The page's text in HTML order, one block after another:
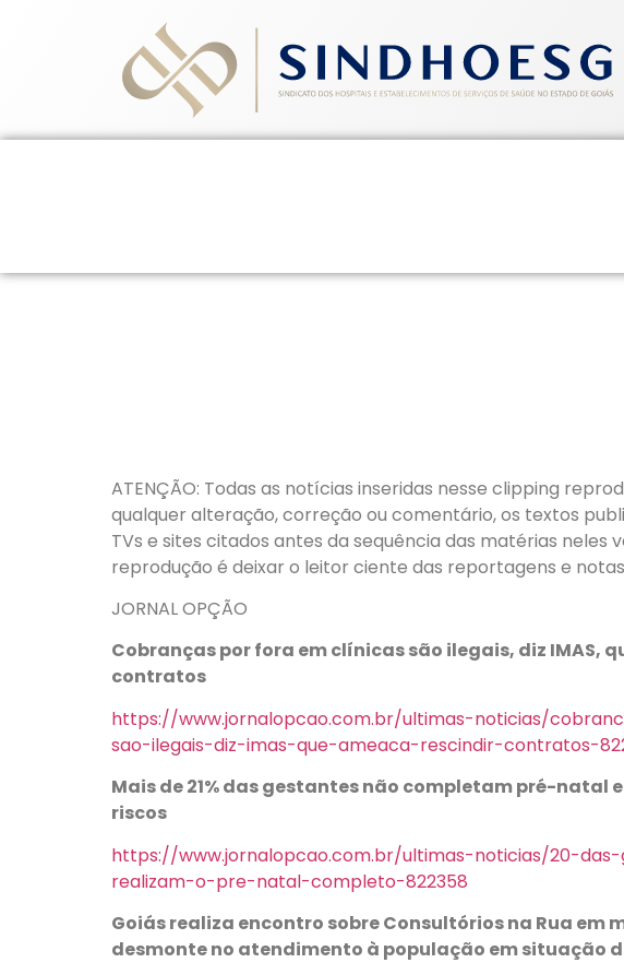
ATENÇÃO: Todas as notícias inseridas nesse clipping
qualquer alteração, correção ou comentário, os textos
TVs e sites citados antes da sequência das matérias neles
reprodução é deixar o leitor ciente das reportagens e
JORNAL OPÇÃO
Cobranças por fora em clínicas são ilegais, diz IMAS,
contratos
https://www.jornalopcao.com.br/ultimas-noticias/
sao-ilegais-diz-imas-que-ameaca-rescindir-contratos-
Mais de 21% das gestantes não completam pré-natal
riscos
https://www.jornalopcao.com.br/ultimas-noticias/20-
realizam-o-pre-natal-completo-822358
Goiás realiza encontro sobre Consultórios na Rua em
desmonte no atendimento à população em situação